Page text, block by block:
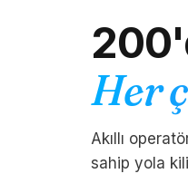
Her
Akıllı
sahip yola